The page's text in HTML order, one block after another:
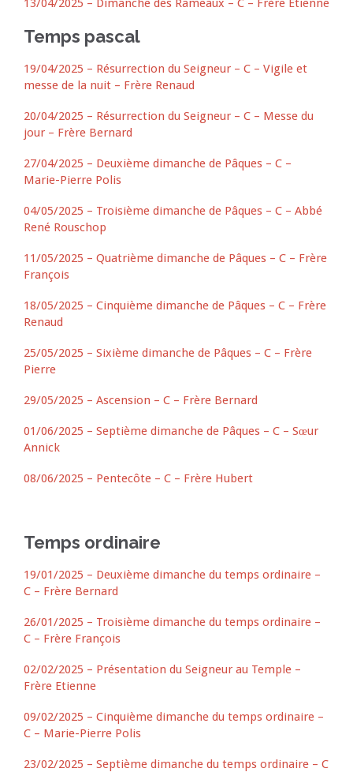
13/04/2025 – Dimanche des Rameaux – C – Frère Etienne
Temps pascal
19/04/2025 – Résurrection du Seigneur – C – Vigile et
messe de la nuit – Frère Renaud
20/04/2025 – Résurrection du Seigneur – C – Messe du
jour – Frère Bernard
27/04/2025 – Deuxième dimanche de Pâques – C –
Marie-Pierre Polis
04/05/2025 – Troisième dimanche de Pâques – C – Abbé
René Rouschop
11/05/2025 – Quatrième dimanche de Pâques – C – Frère
François
18/05/2025 – Cinquième dimanche de Pâques – C – Frère
Renaud
25/05/2025 – Sixième dimanche de Pâques – C – Frère
Pierre
29/05/2025 – Ascension – C – Frère Bernard
01/06/2025 – Septième dimanche de Pâques – C – Sœur
Annick
08/06/2025 – Pentecôte – C – Frère Hubert
Temps ordinaire
19/01/2025 – Deuxième dimanche du temps ordinaire –
C – Frère Bernard
26/01/2025 – Troisième dimanche du temps ordinaire –
C – Frère François
02/02/2025 – Présentation du Seigneur au Temple –
Frère Etienne
09/02/2025 – Cinquième dimanche du temps ordinaire –
C – Marie-Pierre Polis
23/02/2025 – Septième dimanche du temps ordinaire – C